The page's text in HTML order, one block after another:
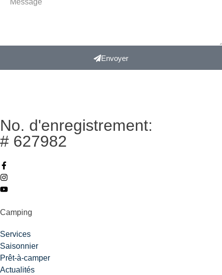
Envoyer
No. d'enregistrement:
# 627982
Camping
Services
Saisonnier
Prêt-à-camper
Actualités